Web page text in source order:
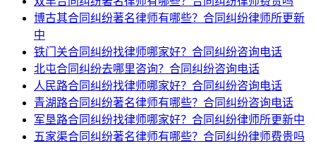
博古其合同纠纷著名律师有哪些？合同纠纷律师所更新
中
铁门关合同纠纷找律师哪家好？合同纠纷咨询电话
北屯合同纠纷去哪里咨询？合同纠纷咨询电话
人民路合同纠纷找律师哪家好？合同纠纷咨询电话
青湖路合同纠纷著名律师有哪些？合同纠纷咨询电话
军垦路合同纠纷找律师哪家好？合同纠纷律师所更新中
五家渠合同纠纷著名律师有哪些？合同纠纷律师费贵吗